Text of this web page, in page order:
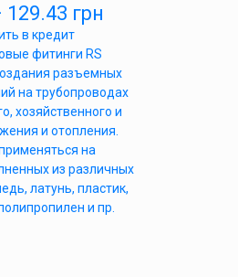
129.43 грн
в кредит
фитинги RS
разъемных
на трубопроводах
хозяйственного и
и отопления.
на
из различных
латунь, пластик,
и пр.